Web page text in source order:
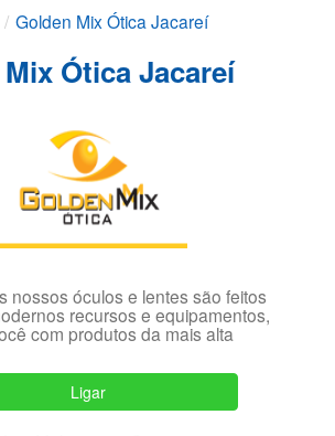
Golden Mix Ótica Jacareí
Ótica Jacareí
nossos óculos e lentes são feitos
recursos e equipamentos,
com produtos da mais alta
Ligar